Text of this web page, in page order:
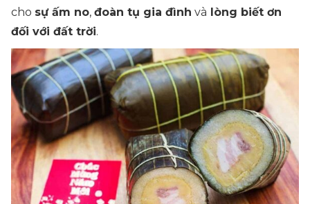
cho sự ấm no, đoàn tụ gia đình và lòng biết ơn
đối với đất trời.